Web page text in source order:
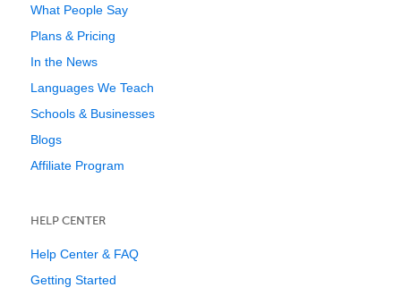
What People Say
Plans & Pricing
In the News
Languages We Teach
Schools & Businesses
Blogs
Affiliate Program
HELP CENTER
Help Center & FAQ
Getting Started